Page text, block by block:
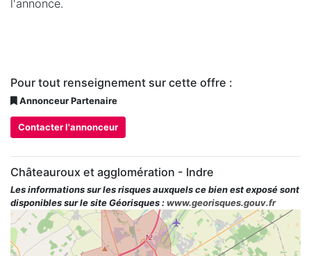
l'annonce.
Pour tout renseignement sur cette offre :
Annonceur Partenaire
Contacter l'annonceur
Châteauroux et agglomération - Indre
Les informations sur les risques auxquels ce bien est exposé sont
disponibles sur le site Géorisques : www.georisques.gouv.fr